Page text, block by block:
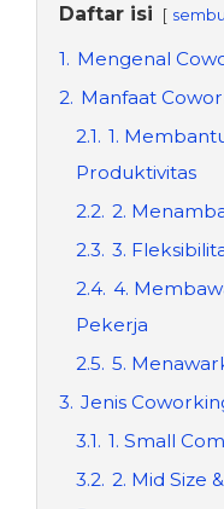
Daftar isi
1. Mengenal
2. Manfaat
2.1. 1.
Produktivitas
2.2. 2.
2.3. 3.
2.4. 4.
Pekerja
2.5. 5.
3. Jenis
3.1. 1. Small
3.2. 2. Mid Size